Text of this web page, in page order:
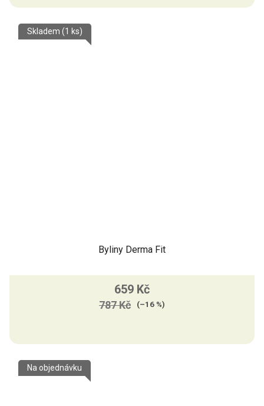
Byliny Derma Fit
Skladem (1 ks)
659 Kč
787 Kč (–16 %)
Na objednávku